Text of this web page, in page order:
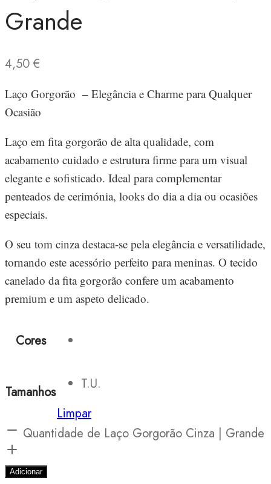
Grande
4,50 €
Laço Gorgorão – Elegância e Charme para Qualquer
Ocasião
Laço em fita gorgorão de alta qualidade, com
acabamento cuidado e estrutura firme para um visual
elegante e sofisticado. Ideal para complementar
penteados de cerimónia, looks do dia a dia ou ocasiões
especiais.
O seu tom cinza destaca-se pela elegância e versatilidade,
tornando este acessório perfeito para meninas. O tecido
canelado da fita gorgorão confere um acabamento
premium e um aspeto delicado.
Cores
Tamanhos
T.U.
Limpar
Quantidade de Laço Gorgorão Cinza | Grande
Adicionar